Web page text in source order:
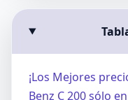
¡Los Mejores
Benz C 200 sólo